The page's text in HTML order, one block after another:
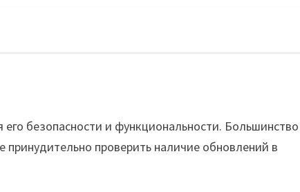
безопасности и функциональности. Большинство
проверить наличие обновлений в